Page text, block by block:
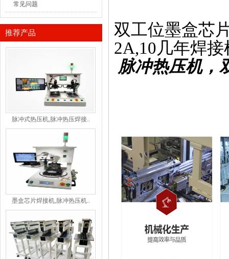
常见问题
推荐产品
脉冲式热压机,脉冲热压焊接..
墨盒芯片焊接机,脉冲热压机..
双工位墨盒芯
2A,10几年焊接
脉冲热压机，